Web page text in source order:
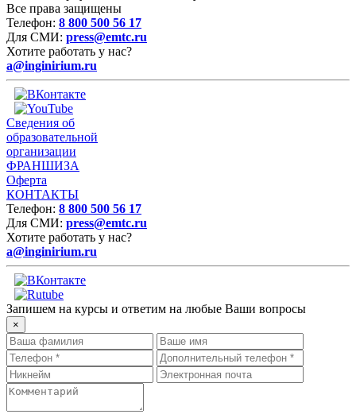
Все права защищены
Телефон: 8 800 500 56 17
Для СМИ: press@emtc.ru
Хотите работать у нас?
a@inginirium.ru
Сведения об
образовательной
организации
ФРАНШИЗА
Оферта
КОНТАКТЫ
Телефон: 8 800 500 56 17
Для СМИ: press@emtc.ru
Хотите работать у нас?
a@inginirium.ru
Запишем на курсы и ответим на любые Ваши вопросы
×